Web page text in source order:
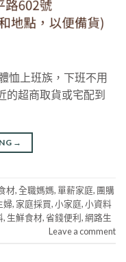
恤上班族，下班不用
的超商取貨或宅配到
→
材,全職媽媽, 單薪家庭, 團購
婦, 家庭採買,小家庭,小資料
, 生鮮食材,省錢便利,網路生
Leave a comment